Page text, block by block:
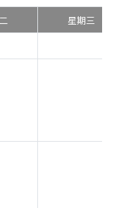
星期三